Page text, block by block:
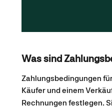
Was sind
Zahlungsbedingungen
Käufer und einem
Rechnungen festlegen.